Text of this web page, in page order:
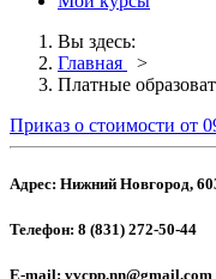
Вы здесь:
Главная
>
Платные
Приказ о стоимости от
Адрес: Нижний Новгород,
Телефон: 8 (831) 272-50-44
E-mail: vvcpp.nn@gmail.com